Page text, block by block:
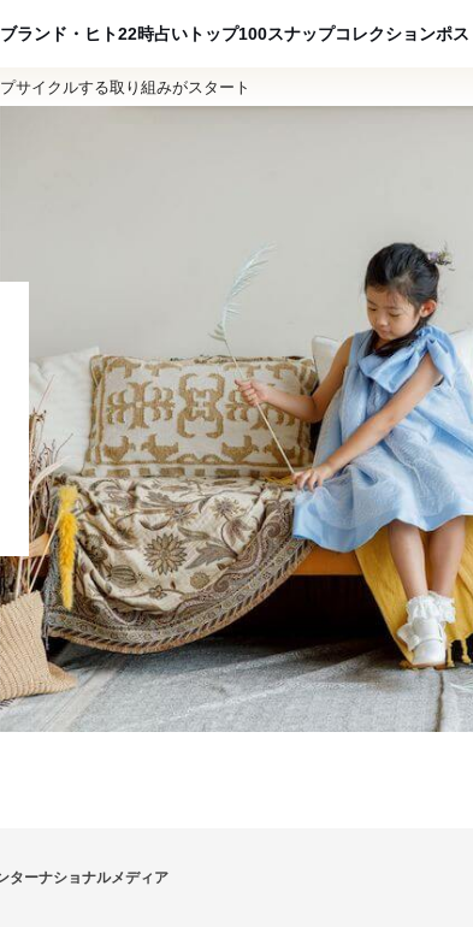
ブランド・ヒト22時占い トップ100スナップコレクションポス
サイクルする取り組みがスタート
ターナショナルメディア